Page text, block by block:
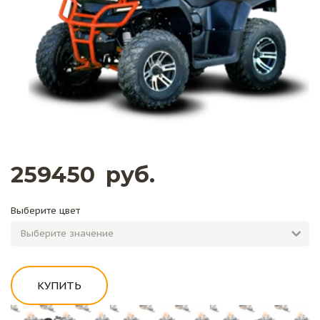
259450 руб.
Выберите цвет
КУПИТЬ